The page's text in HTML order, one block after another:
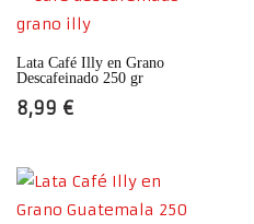
Lata Café Illy en Grano
Descafeinado 250 gr
8,99 €